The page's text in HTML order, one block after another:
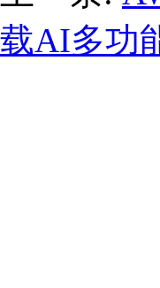
载AI多功